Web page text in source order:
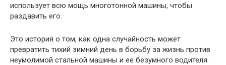
использует всю мощь многотонной машины, чтобы
раздавить его.
Это история о том, как одна случайность может
превратить тихий зимний день в борьбу за жизнь против
неумолимой стальной машины и ее безумного водителя.